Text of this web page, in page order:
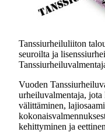
Tanssiurheiluliiton
seuroilta ja
Vuoden
urheiluvalmentaja,
välittäminen,
kehittyminen ja